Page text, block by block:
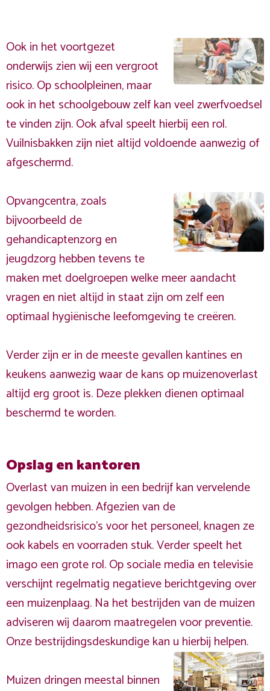
Ook in het voortgezet
onderwijs zien wij een vergroot
risico. Op schoolpleinen, maar
ook in het schoolgebouw zelf kan veel zwerfvoedsel
te vinden zijn. Ook afval speelt hierbij een rol.
Vuilnisbakken zijn niet altijd voldoende aanwezig of
afgeschermd.
Opvangcentra, zoals
bijvoorbeeld de
gehandicaptenzorg en
jeugdzorg hebben tevens te
maken met doelgroepen welke meer aandacht
vragen en niet altijd in staat zijn om zelf een
optimaal hygiënische leefomgeving te creëren.
Verder zijn er in de meeste gevallen kantines en
keukens aanwezig waar de kans op muizenoverlast
altijd erg groot is. Deze plekken dienen optimaal
beschermd te worden.
Opslag en kantoren
Overlast van muizen in een bedrijf kan vervelende
gevolgen hebben. Afgezien van de
gezondheidsrisico's voor het personeel, knagen ze
ook kabels en voorraden stuk. Verder speelt het
imago een grote rol. Op sociale media en televisie
verschijnt regelmatig negatieve berichtgeving over
een muizenplaag. Na het bestrijden van de muizen
adviseren wij daarom maatregelen voor preventie.
Onze bestrijdingsdeskundige kan u hierbij helpen.
Muizen dringen meestal binnen